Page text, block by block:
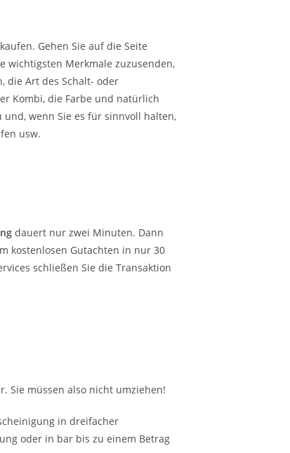
kaufen. Gehen Sie auf die Seite
wichtigsten Merkmale zuzusenden,
die Art des Schalt- oder
Kombi, die Farbe und natürlich
wenn Sie es für sinnvoll halten,
usw.
dauert nur zwei Minuten. Dann
kostenlosen Gutachten in nur 30
schließen Sie die Transaktion
Sie müssen also nicht umziehen!
in dreifacher
oder in bar bis zu einem Betrag